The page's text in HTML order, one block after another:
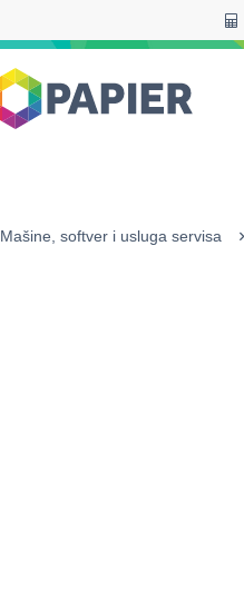
Mašine, softver i usluga servisa